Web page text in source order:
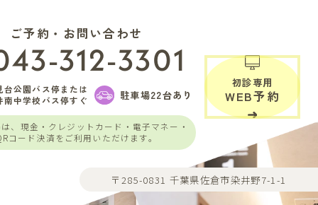
ご予約・お問い合わせ
312-3301
台公園バス停または
南中学校バス停すぐ
駐車場22台あり
、現金・クレジットカード・電子マネー・
コード決済をご利用いただけます。
初診専用
WEB予約
〒285-0831 千葉県佐倉市染井野7-1-1